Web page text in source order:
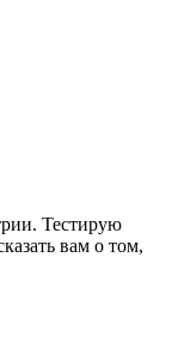
Тестирую
вам о том,